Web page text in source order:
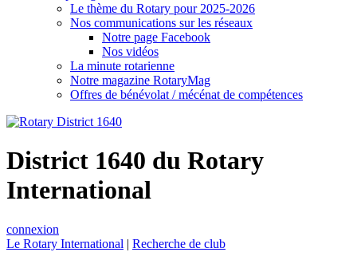
Le thème du Rotary pour 2025-2026
Nos communications sur les réseaux
Notre page Facebook
Nos vidéos
La minute rotarienne
Notre magazine RotaryMag
Offres de bénévolat / mécénat de compétences
District 1640 du Rotary
International
connexion
Le Rotary International | Recherche de club